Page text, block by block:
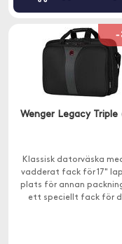
-
Wenger Legacy Triple
Klassisk datorväska
vadderat fack för 17"
plats för annan
ett speciellt fack för